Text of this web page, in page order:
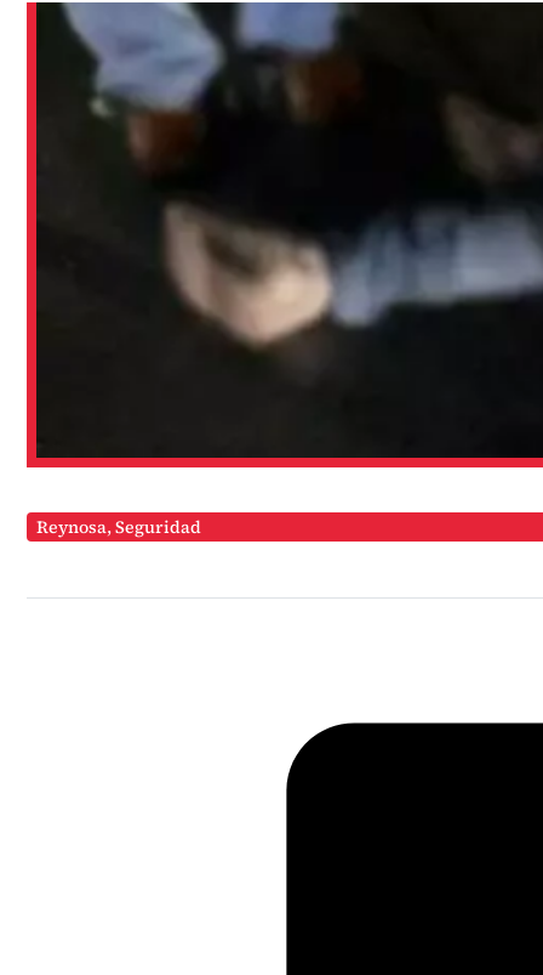
Reynosa,Seguridad